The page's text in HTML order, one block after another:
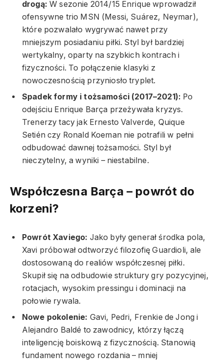
drogą: W sezonie 2014/15 Enrique wprowadził
ofensywne trio MSN (Messi, Suárez, Neymar),
które pozwalało wygrywać nawet przy
mniejszym posiadaniu piłki. Styl był bardziej
wertykalny, oparty na szybkich kontrach i
fizyczności. To połączenie klasyki z
nowoczesnością przyniosło tryplet.
Spadek formy i tożsamości (2017–2021): Po
odejściu Enrique Barça przeżywała kryzys.
Trenerzy tacy jak Ernesto Valverde, Quique
Setién czy Ronald Koeman nie potrafili w pełni
odbudować dawnej tożsamości. Styl był
nieczytelny, a wyniki – niestabilne.
Współczesna Barça – powrót do
korzeni?
Powrót Xaviego: Jako były generał środka pola,
Xavi próbował odtworzyć filozofię Guardioli, ale
dostosowaną do realiów współczesnej piłki.
Skupił się na odbudowie struktury gry pozycyjnej,
rotacjach, wysokim pressingu i dominacji na
połowie rywala.
Nowe pokolenie: Gavi, Pedri, Frenkie de Jong i
Alejandro Baldé to zawodnicy, którzy łączą
inteligencję boiskową z fizycznością. Stanowią
fundament nowego rozdania – mniej